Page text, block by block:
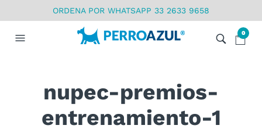
ORDENA POR WHATSAPP 33 2633 9658
0
nupec-premios-
entrenamiento-1